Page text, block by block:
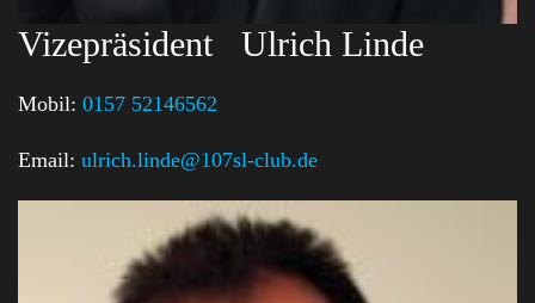
Vizepräsident Ulrich Linde
Mobil: 0157 52146562
Email: ulrich.linde@107sl-club.de